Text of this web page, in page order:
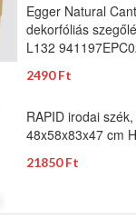
Egger Natural
dekorfóliás
L132
2490 Ft
RAPID irodai
48x58x83x47 cm
21850 Ft